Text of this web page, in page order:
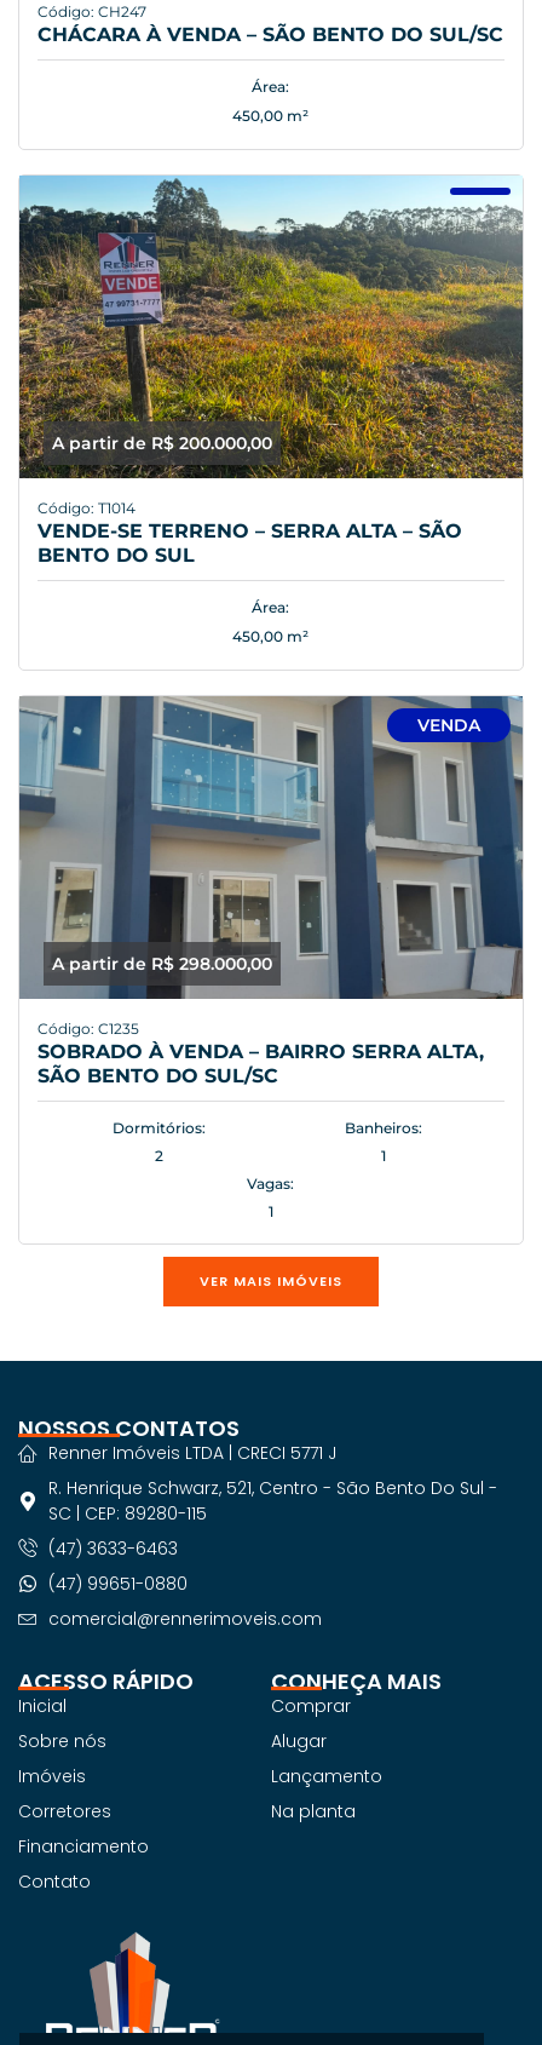
Código: CH247
CHÁCARA À VENDA – SÃO BENTO DO SUL/SC
Área:
450,00 m²
A partir de R$ 200.000,00
Código: T1014
VENDE-SE TERRENO – SERRA ALTA – SÃO
BENTO DO SUL
Área:
450,00 m²
A partir de R$ 298.000,00
VENDA
Código: C1235
SOBRADO À VENDA – BAIRRO SERRA ALTA,
SÃO BENTO DO SUL/SC
Dormitórios:
2
Banheiros:
1
Vagas:
1
VER MAIS IMÓVEIS
ACESSO RÁPIDO
Inicial
Sobre nós
Imóveis
Corretores
Financiamento
Contato
CONHEÇA MAIS
Comprar
Alugar
Lançamento
Na planta
NOSSOS CONTATOS
Renner Imóveis LTDA | CRECI 5771 J
R. Henrique Schwarz, 521, Centro - São Bento Do Sul -
SC | CEP: 89280-115
(47) 3633-6463
(47) 99651-0880
comercial@rennerimoveis.com